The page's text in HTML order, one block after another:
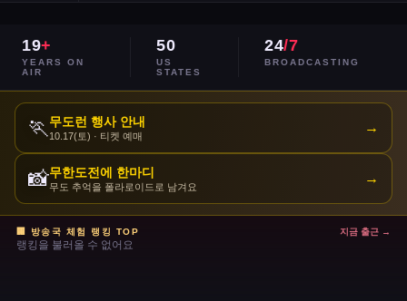
이란, 호르무즈 해협 '통제 해양 구역' 선언… 긴장 고조
민주당 전국위, 2024년 선거 검토 보고서 '불완전·검증 불가' 판정
주거비 계속 상승 — 임차인·주택 구매자 모두 부담 가중
이스라엘, 레바논 휴전 연장 합의 후에도 공격 지속
19+
YEARS ON
AIR
50
US
STATES
24/7
BROADCASTING
🏃 무도런 행사 안내
10.17(토) · 티켓 예매
→
📸무한도전에 한마디
무도 추억을 폴라로이드로 남겨요
→
🏢 방송국 체험 랭킹 TOP 지금 출근 →
랭킹을 불러올 수 없어요